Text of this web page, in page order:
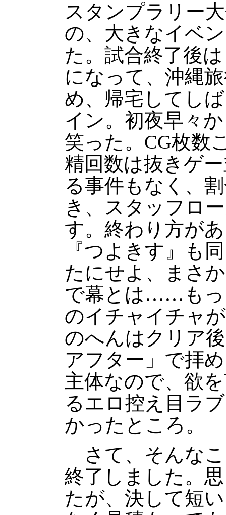
スタンプラリー
の、大きなイベ
た。試合終了後
になって、沖縄
め、帰宅してし
イン。初夜早々
笑った。CG枚数
精回数は抜きゲ
る事件もなく、
き、スタッフロ
す。終わり方が
『つよきす』も
たにせよ、まさ
で幕とは……もっ
のイチャイチャ
のへんはクリア
アフター」で拝
主体なので、欲
るエロ控え目ラ
かったところ。
さて、そんな
終了しました。
たが、決して短